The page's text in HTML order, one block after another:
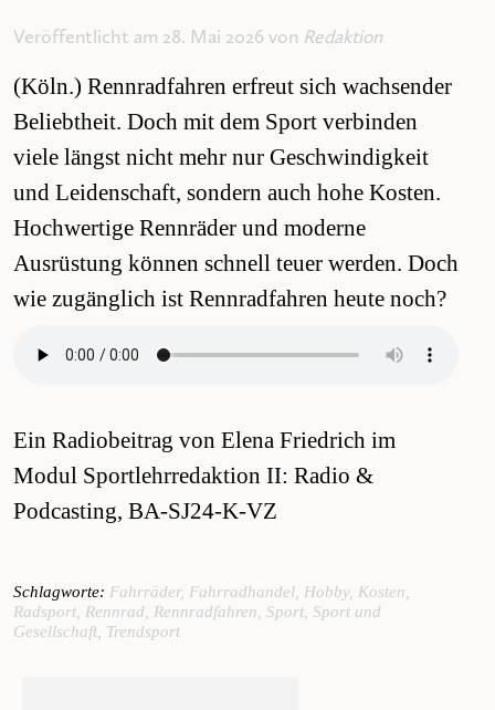
Veröffentlicht am 28. Mai 2026 von Redaktion
(Köln.) Rennradfahren erfreut sich wachsender
Beliebtheit. Doch mit dem Sport verbinden
viele längst nicht mehr nur Geschwindigkeit
und Leidenschaft, sondern auch hohe Kosten.
Hochwertige Rennräder und moderne
Ausrüstung können schnell teuer werden. Doch
wie zugänglich ist Rennradfahren heute noch?
Ein Radiobeitrag von Elena Friedrich im
Modul Sportlehrredaktion II: Radio &
Podcasting, BA-SJ24-K-VZ
Schlagworte: Fahrräder, Fahrradhandel, Hobby, Kosten,
Radsport, Rennrad, Rennradfahren, Sport, Sport und
Gesellschaft, Trendsport